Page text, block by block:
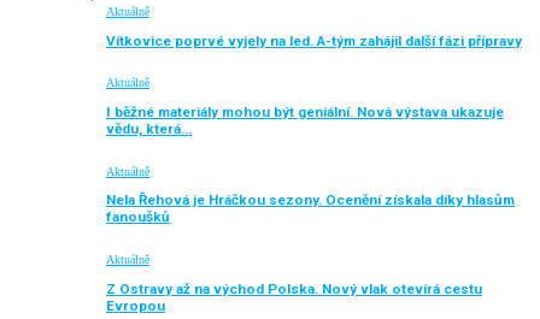
Aktuálně
Vítkovice poprvé vyjely na led. A-tým zahájil další fázi přípravy
Aktuálně
I běžné materiály mohou být geniální. Nová výstava ukazuje
vědu, která…
Aktuálně
Nela Řehová je Hráčkou sezony. Ocenění získala díky hlasům
fanoušků
Aktuálně
Z Ostravy až na východ Polska. Nový vlak otevírá cestu
Evropou